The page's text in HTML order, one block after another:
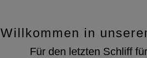
Willkommen in
Für den letzten Schliff